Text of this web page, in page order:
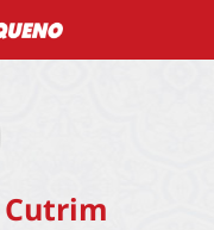
Cutrim